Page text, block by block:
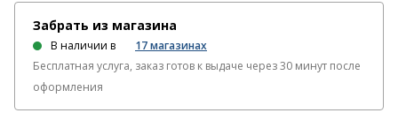
Забрать из магазина
В наличии в 17магазинах
Бесплатная услуга, заказ готов к выдаче через 30 минут после
оформления